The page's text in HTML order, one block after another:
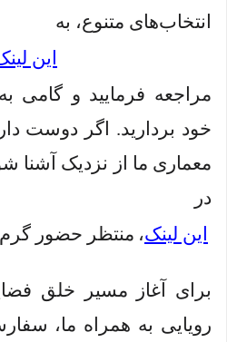
انتخاب‌های متنوع، به
این
مراجعه فرمایید و گامی
خود بردارید. اگر دوست
معماری ما از نزدیک آشنا
در
این لینک، منتظر حضور
برای آغاز مسیر خلق
رویایی به همراه ما،